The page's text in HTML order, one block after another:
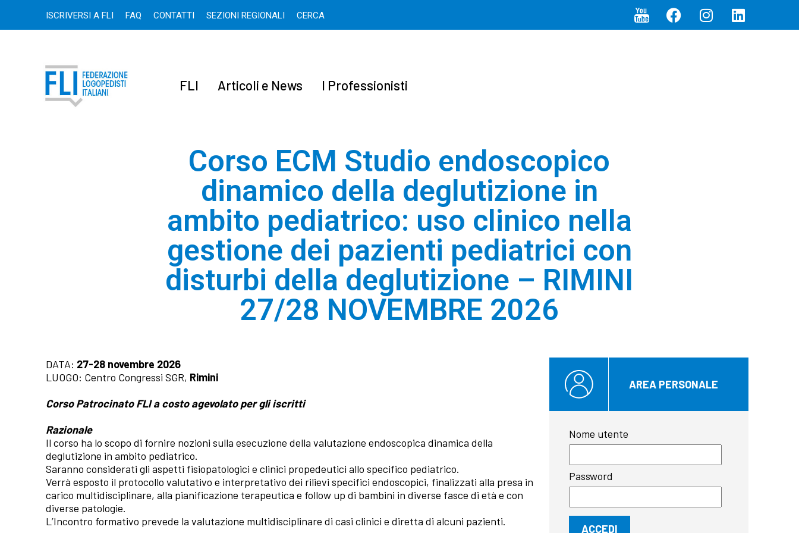
ISCRIVERSI A FLI FAQ CONTATTI SEZIONI REGIONALI CERCA
FLI Articoli e News I Professionisti
Corso ECM Studio endoscopico
dinamico della deglutizione in
ambito pediatrico: uso clinico nella
gestione dei pazienti pediatrici con
disturbi della deglutizione – RIMINI
27/28 NOVEMBRE 2026
DATA: 27-28 novembre 2026
LUOGO: Centro Congressi SGR, Rimini
Corso Patrocinato FLI a costo agevolato per gli iscritti
Razionale
Il corso ha lo scopo di fornire nozioni sulla esecuzione della valutazione endoscopica dinamica della
deglutizione in ambito pediatrico.
Saranno considerati gli aspetti fisiopatologici e clinici propedeutici allo specifico pediatrico.
Verrà esposto il protocollo valutativo e interpretativo dei rilievi specifici endoscopici, finalizzati alla presa in
carico multidisciplinare, alla pianificazione terapeutica e follow up di bambini in diverse fasce di età e con
diverse patologie.
L’Incontro formativo prevede la valutazione multidisciplinare di casi clinici e diretta di alcuni pazienti.
AREA PERSONALE
Nome utente
Password